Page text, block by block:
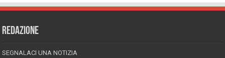
REDAZIONE
SEGNALACI UNA NOTIZIA